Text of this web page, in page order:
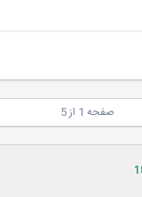
صفحه 1 از 5